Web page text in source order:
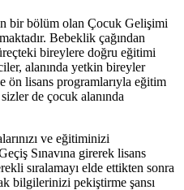
bir bölüm olan Çocuk Gelişimi
Bebeklik çağından
bireylere doğru eğitimi
alanında yetkin bireyler
ön lisans programlarıyla eğitim
de çocuk alanında
ve eğitiminizi
Sınavına girerek lisans
sıralamayı elde ettikten sonra
bilgilerinizi pekiştirme şansı